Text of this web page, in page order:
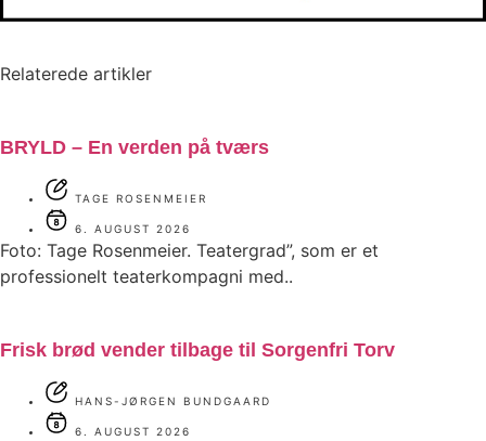
Relaterede artikler
BRYLD – En verden på tværs
TAGE ROSENMEIER
6. AUGUST 2026
Foto: Tage Rosenmeier. Teatergrad”, som er et
professionelt teaterkompagni med..
Frisk brød vender tilbage til Sorgenfri Torv
HANS-JØRGEN BUNDGAARD
6. AUGUST 2026